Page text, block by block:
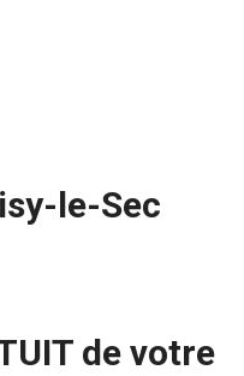
le-Sec
de votre